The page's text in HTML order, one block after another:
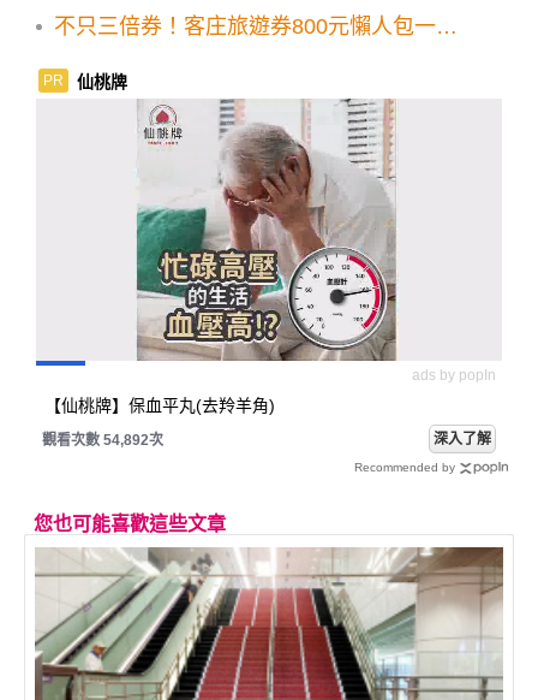
不只三倍券！客庄旅遊券800元懶人包一次
PR 仙桃牌
ads by popIn
【仙桃牌】保血平丸(去羚羊角)
觀看次數 54,892次 深入了解
Recommended by
您也可能喜歡這些文章